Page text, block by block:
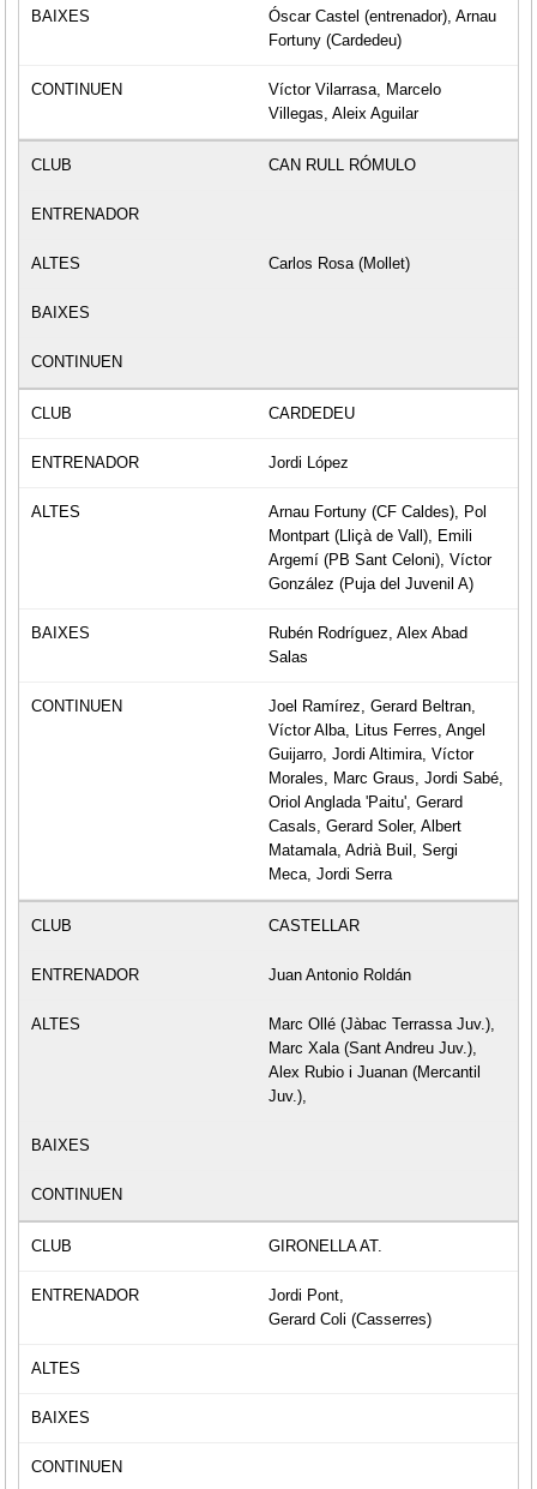
Óscar Castel (entrenador), Arnau
Fortuny (Cardedeu)
Víctor Vilarrasa, Marcelo
Villegas, Aleix Aguilar
CAN RULL RÓMULO
Carlos Rosa (Mollet)
CARDEDEU
Jordi López
Arnau Fortuny (CF Caldes), Pol
Montpart (Lliçà de Vall), Emili
Argemí (PB Sant Celoni), Víctor
González (Puja del Juvenil A)
Rubén Rodríguez, Alex Abad
Salas
Joel Ramírez, Gerard Beltran,
Víctor Alba, Litus Ferres, Angel
Guijarro, Jordi Altimira, Víctor
Morales, Marc Graus, Jordi Sabé,
Oriol Anglada 'Paitu', Gerard
Casals, Gerard Soler, Albert
Matamala, Adrià Buil, Sergi
Meca, Jordi Serra
CASTELLAR
Juan Antonio Roldán
Marc Ollé (Jàbac Terrassa Juv.),
Marc Xala (Sant Andreu Juv.),
Alex Rubio i Juanan (Mercantil
Juv.),
GIRONELLA AT.
Jordi Pont,
Gerard Coli (Casserres)